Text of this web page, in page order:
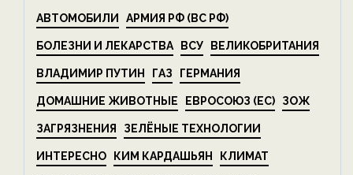
АВТОМОБИЛИ АРМИЯ РФ (ВС РФ)
БОЛЕЗНИ И ЛЕКАРСТВА ВСУ ВЕЛИКОБРИТАНИЯ
ВЛАДИМИР ПУТИН ГАЗ ГЕРМАНИЯ
ДОМАШНИЕ ЖИВОТНЫЕ ЕВРОСОЮЗ (ЕС) ЗОЖ
ЗАГРЯЗНЕНИЯ ЗЕЛЁНЫЕ ТЕХНОЛОГИИ
ИНТЕРЕСНО КИМ КАРДАШЬЯН КЛИМАТ